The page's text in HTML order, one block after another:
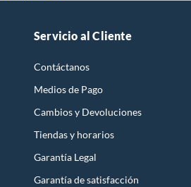
Servicio al Cliente
Contáctanos
Medios de Pago
Cambios y Devoluciones
Tiendas y horarios
Garantía Legal
Garantía de satisfacción